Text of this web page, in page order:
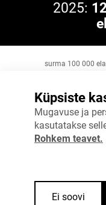
2025:
surma 100 000
8
12
Küpsiste
Mugavuse ja
kasutatakse
Rohkem teavet.
Ei soovi